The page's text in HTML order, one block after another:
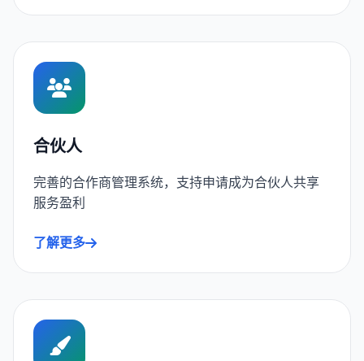
合伙人
完善的合作商管理系统，支持申请成为合伙人共享
服务盈利
了解更多